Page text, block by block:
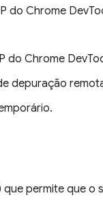
do Chrome
do Chrome
depuração
permite que o